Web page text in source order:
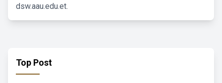
dsw.aau.edu.et.
Top Post